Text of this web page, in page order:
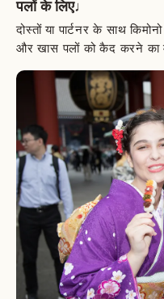
पलों के लिए♩
दोस्तों या पार्टनर के साथ
और खास पलों को कैद करने का